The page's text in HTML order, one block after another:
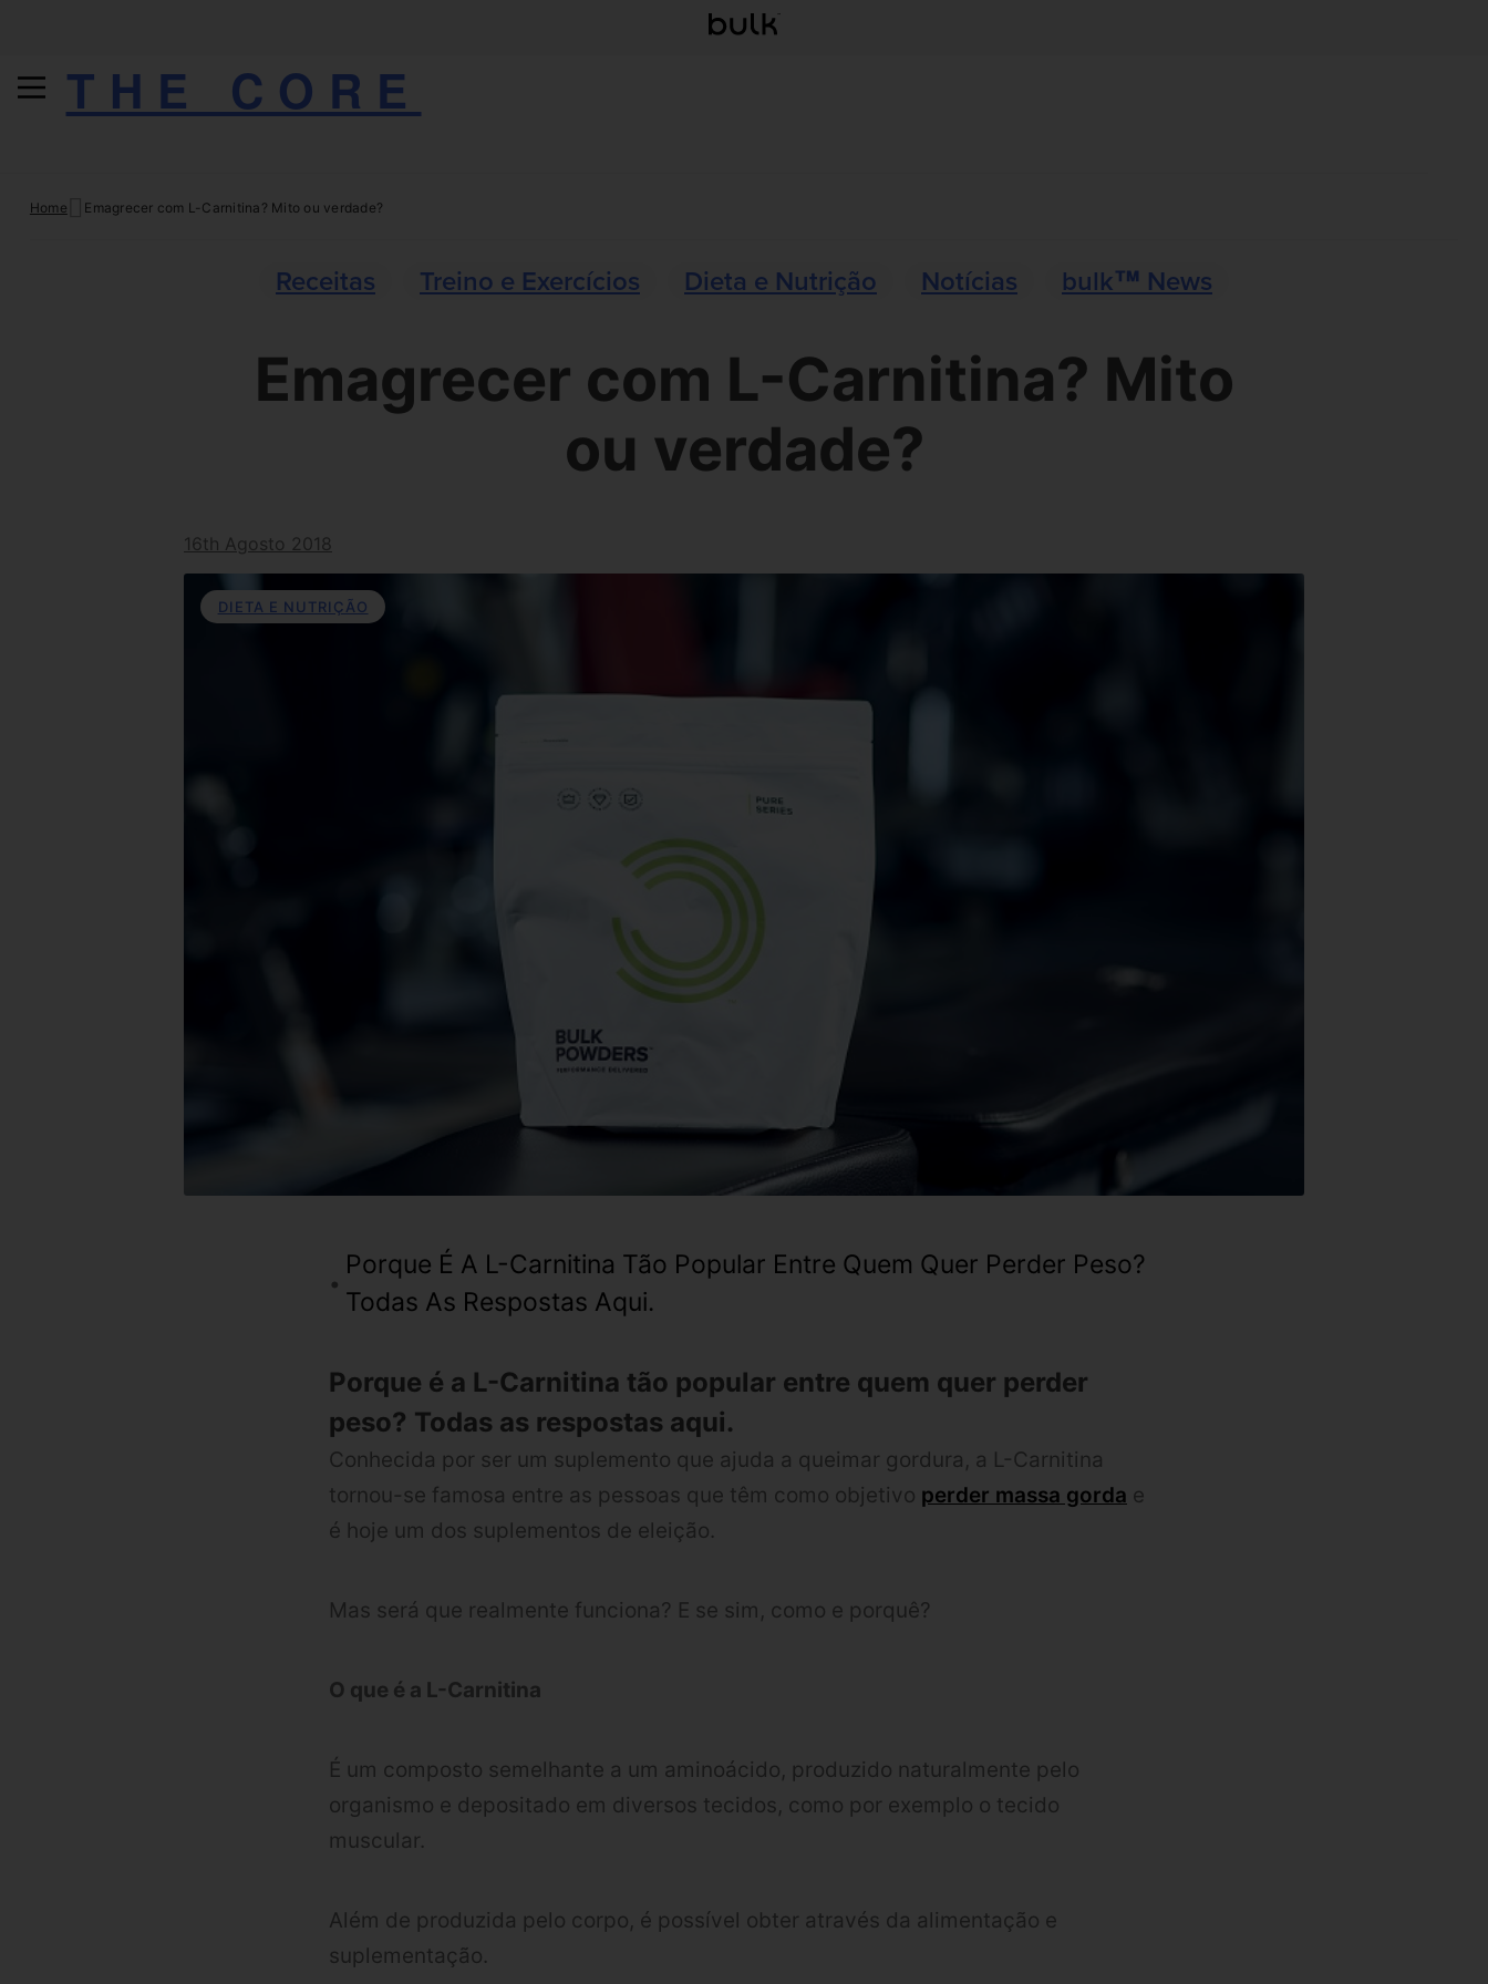
THE CORE
Home Emagrecer com L-Carnitina? Mito ou verdade?
Receitas Treino e Exercícios Dieta e Nutrição Notícias bulk™ News
Emagrecer com L-Carnitina? Mito
ou verdade?
16th Agosto 2018
DIETA E NUTRIÇÃO
Porque É A L-Carnitina Tão Popular Entre Quem Quer Perder Peso?
Todas As Respostas Aqui.
Porque é a L-Carnitina tão popular entre quem quer perder
peso? Todas as respostas aqui.
Conhecida por ser um suplemento que ajuda a queimar gordura, a L-Carnitina
tornou-se famosa entre as pessoas que têm como objetivo perder massa gorda e
é hoje um dos suplementos de eleição.
Mas será que realmente funciona? E se sim, como e porquê?
O que é a L-Carnitina
É um composto semelhante a um aminoácido, produzido naturalmente pelo
organismo e depositado em diversos tecidos, como por exemplo o tecido
muscular.
Além de produzida pelo corpo, é possível obter através da alimentação e
suplementação.